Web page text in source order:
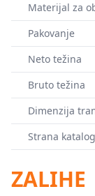
Materijal za
Pakovanje
Neto težina
Bruto težina
Dimenzija
Strana
ZALIHE